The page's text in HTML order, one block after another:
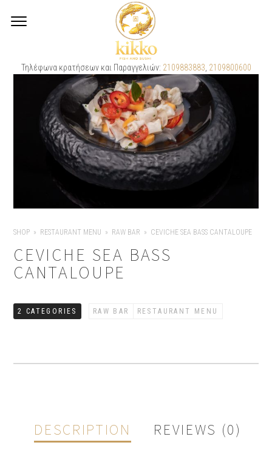
Τηλέφωνα κρατήσεων και Παραγγελιών: 2109883883 2109800600
SHOP RESTAURANT MENU RAW BAR CEVICHE SEA BASS CANTALOUPE
CEVICHE SEA BASS
CANTALOUPE
2 CATEGORIES RAW BAR RESTAURANT MENU
DESCRIPTION REVIEWS (0)